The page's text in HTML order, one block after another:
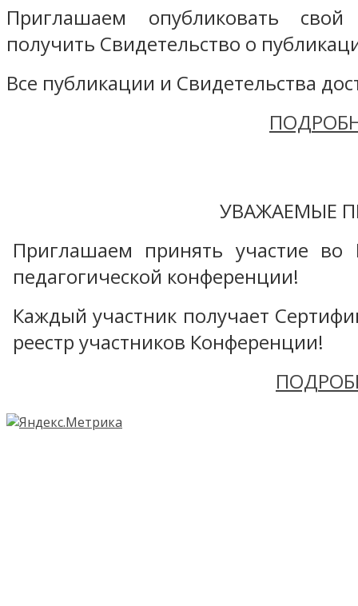
Приглашаем опубликовать
получить Свидетельство о
Все публикации и Свидетельства
УВАЖАЕМЫЕ
Приглашаем принять участие во
педагогической конференции!
Каждый участник получает
реестр участников Конференции!